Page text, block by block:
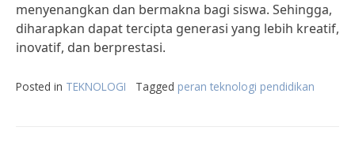
menyenangkan dan bermakna bagi siswa. Sehingga,
diharapkan dapat tercipta generasi yang lebih kreatif,
inovatif, dan berprestasi.
Posted in TEKNOLOGI Tagged peran teknologi pendidikan